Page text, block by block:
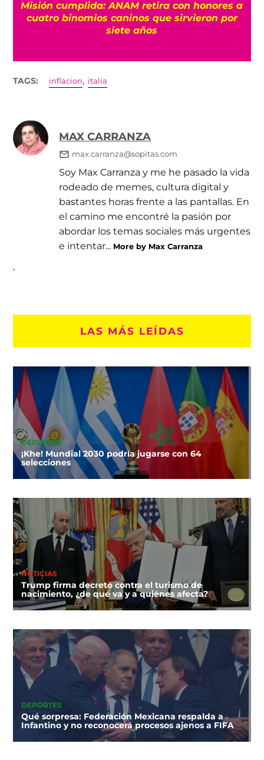
Misión cumplida: ANAM retira con honores a
cuatro binomios caninos que sirvieron por
siete años
TAGS: inflacion, italia
MAX CARRANZA
max.carranza@sopitas.com
Soy Max Carranza y me he pasado la vida
rodeado de memes, cultura digital y
bastantes horas frente a las pantallas. En
el camino me encontré la pasión por
abordar los temas sociales más urgentes
e intentar... More by Max Carranza
LAS MÁS LEÍDAS
DEPORTES
¡Khe! Mundial 2030 podría jugarse con 64
selecciones
NOTICIAS
Trump firma decreto contra el turismo de
nacimiento, ¿de qué va y a quiénes afecta?
DEPORTES
Qué sorpresa: Federación Mexicana respalda a
Infantino y no reconocerá procesos ajenos a FIFA